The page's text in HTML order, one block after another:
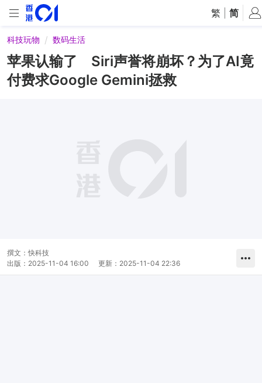
繁 简
科技玩物 数码生活
苹果认输了 Siri声誉将崩坏？为了AI竟
付费求Google Gemini拯救
撰文：快科技
出版： 2025-11-04 16:00 更新： 2025-11-04 22:36